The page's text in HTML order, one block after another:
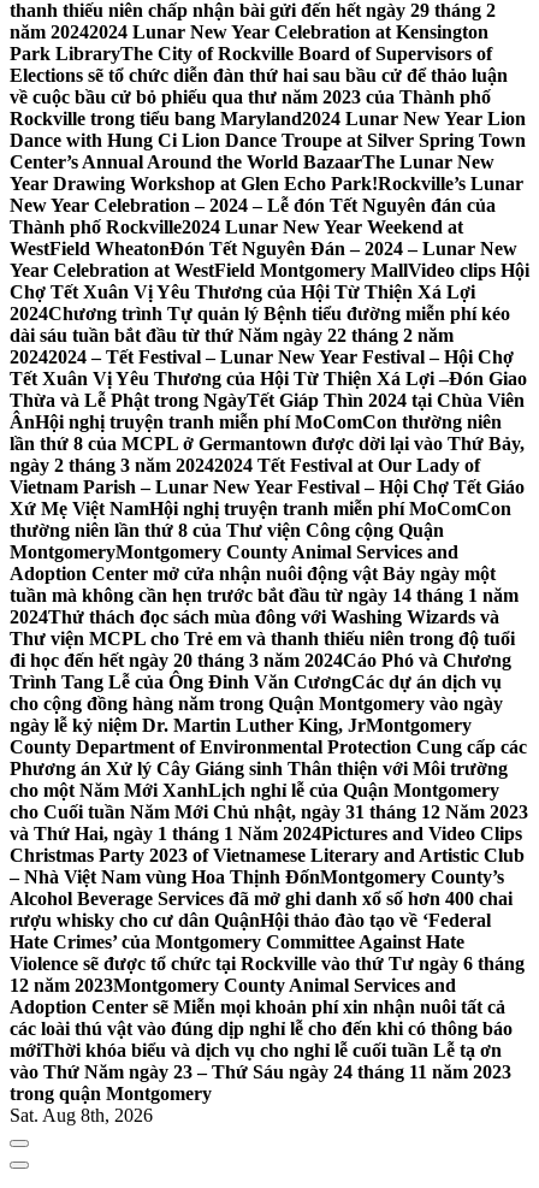
thanh thiếu niên chấp nhận bài gửi đến hết ngày 29 tháng 2
năm 20242024 Lunar New Year Celebration at Kensington
Park LibraryThe City of Rockville Board of Supervisors of
Elections sẽ tổ chức diễn đàn thứ hai sau bầu cử để thảo luận
về cuộc bầu cử bỏ phiếu qua thư năm 2023 của Thành phố
Rockville trong tiểu bang Maryland2024 Lunar New Year Lion
Dance with Hung Ci Lion Dance Troupe at Silver Spring Town
Center’s Annual Around the World BazaarThe Lunar New
Year Drawing Workshop at Glen Echo Park!Rockville’s Lunar
New Year Celebration – 2024 – Lễ đón Tết Nguyên đán của
Thành phố Rockville2024 Lunar New Year Weekend at
WestField WheatonĐón Tết Nguyên Đán – 2024 – Lunar New
Year Celebration at WestField Montgomery MallVideo clips Hội
Chợ Tết Xuân Vị Yêu Thương của Hội Từ Thiện Xá Lợi
2024Chương trình Tự quản lý Bệnh tiểu đường miễn phí kéo
dài sáu tuần bắt đầu từ thứ Năm ngày 22 tháng 2 năm
20242024 – Tết Festival – Lunar New Year Festival – Hội Chợ
Tết Xuân Vị Yêu Thương của Hội Từ Thiện Xá Lợi –Đón Giao
Thừa và Lễ Phật trong NgàyTết Giáp Thìn 2024 tại Chùa Viên
ÂnHội nghị truyện tranh miễn phí MoComCon thường niên
lần thứ 8 của MCPL ở Germantown được dời lại vào Thứ Bảy,
ngày 2 tháng 3 năm 20242024 Tết Festival at Our Lady of
Vietnam Parish – Lunar New Year Festival – Hội Chợ Tết Giáo
Xứ Mẹ Việt NamHội nghị truyện tranh miễn phí MoComCon
thường niên lần thứ 8 của Thư viện Công cộng Quận
MontgomeryMontgomery County Animal Services and
Adoption Center mở cửa nhận nuôi động vật Bảy ngày một
tuần mà không cần hẹn trước bắt đầu từ ngày 14 tháng 1 năm
2024Thử thách đọc sách mùa đông với Washing Wizards và
Thư viện MCPL cho Trẻ em và thanh thiếu niên trong độ tuổi
đi học đến hết ngày 20 tháng 3 năm 2024Cáo Phó và Chương
Trình Tang Lễ của Ông Đinh Văn CươngCác dự án dịch vụ
cho cộng đồng hàng năm trong Quận Montgomery vào ngày
ngày lễ kỷ niệm Dr. Martin Luther King, JrMontgomery
County Department of Environmental Protection Cung cấp các
Phương án Xử lý Cây Giáng sinh Thân thiện với Môi trường
cho một Năm Mới XanhLịch nghỉ lễ của Quận Montgomery
cho Cuối tuần Năm Mới Chủ nhật, ngày 31 tháng 12 Năm 2023
và Thứ Hai, ngày 1 tháng 1 Năm 2024Pictures and Video Clips
Christmas Party 2023 of Vietnamese Literary and Artistic Club
– Nhà Việt Nam vùng Hoa Thịnh ĐốnMontgomery County’s
Alcohol Beverage Services đã mở ghi danh xổ số hơn 400 chai
rượu whisky cho cư dân QuậnHội thảo đào tạo về ‘Federal
Hate Crimes’ của Montgomery Committee Against Hate
Violence sẽ được tổ chức tại Rockville vào thứ Tư ngày 6 tháng
12 năm 2023Montgomery County Animal Services and
Adoption Center sẽ Miễn mọi khoản phí xin nhận nuôi tất cả
các loài thú vật vào đúng dịp nghỉ lễ cho đến khi có thông báo
mớiThời khóa biểu và dịch vụ cho nghỉ lễ cuối tuần Lễ tạ ơn
vào Thứ Năm ngày 23 – Thứ Sáu ngày 24 tháng 11 năm 2023
trong quận Montgomery
Sat. Aug 8th, 2026